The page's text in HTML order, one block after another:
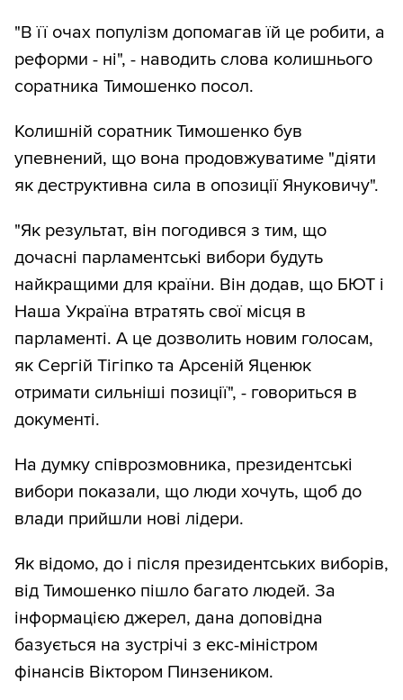
"В її очах популізм допомагав їй це робити, а
реформи - ні", - наводить слова колишнього
соратника Тимошенко посол.
Колишній соратник Тимошенко був
упевнений, що вона продовжуватиме "діяти
як деструктивна сила в опозиції Януковичу".
"Як результат, він погодився з тим, що
дочасні парламентські вибори будуть
найкращими для країни. Він додав, що БЮТ і
Наша Україна втратять свої місця в
парламенті. А це дозволить новим голосам,
як Сергій Тігіпко та Арсеній Яценюк
отримати сильніші позиції", - говориться в
документі.
На думку співрозмовника, президентські
вибори показали, що люди хочуть, щоб до
влади прийшли нові лідери.
Як відомо, до і після президентських виборів,
від Тимошенко пішло багато людей. За
інформацією джерел, дана доповідна
базується на зустрічі з екс-міністром
фінансів Віктором Пинзеником.